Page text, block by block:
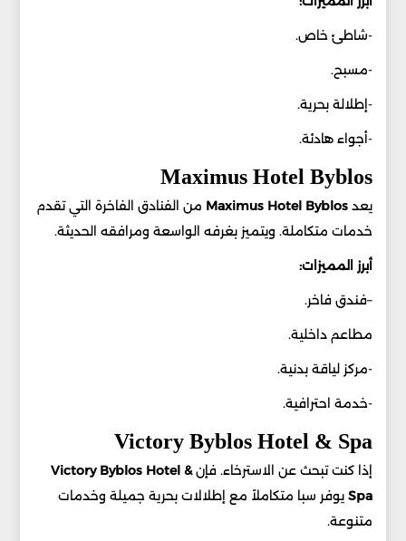
-شاطئ خاص.
-مسبح.
-إطلالة بحرية.
-أجواء هادئة.
Maximus Hotel Byblos
يعدMaximus Hotel Byblos من الفنادق الفاخرة التي تقدم
خدمات متكاملة. ويتميز بغرفه الواسعة ومرافقه الحديثة.
أبرز المميزات:
–فندق فاخر.
مطاعم داخلية.
-مركز لياقة بدنية.
-خدمة احترافية.
Victory Byblos Hotel & Spa
إذا كنت تبحث عن الاسترخاء. فإنVictory Byblos Hotel &
Spa يوفر سبا متكاملاً مع إطلالات بحرية جميلة وخدمات
متنوعة.